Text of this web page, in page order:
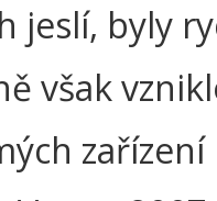
jeslí, byly
však
zařízení